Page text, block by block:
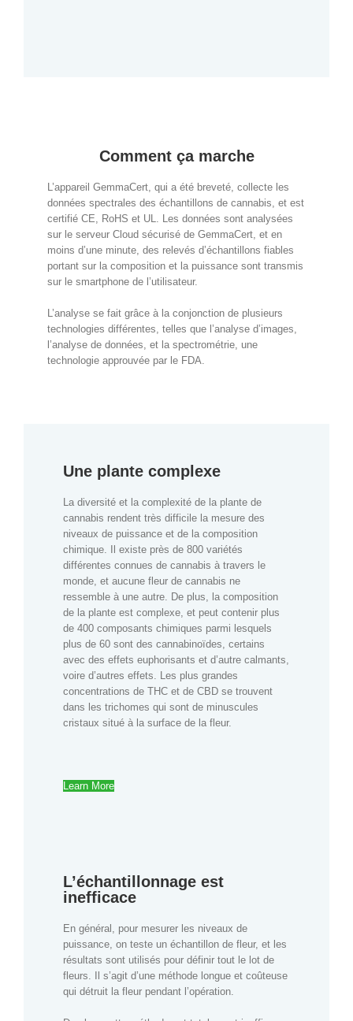
Comment ça marche
L’appareil GemmaCert, qui a été breveté, collecte les
données spectrales des échantillons de cannabis, et est
certifié CE, RoHS et UL. Les données sont analysées
sur le serveur Cloud sécurisé de GemmaCert, et en
moins d’une minute, des relevés d’échantillons fiables
portant sur la composition et la puissance sont transmis
sur le smartphone de l’utilisateur.
L’analyse se fait grâce à la conjonction de plusieurs
technologies différentes, telles que l’analyse d’images,
l’analyse de données, et la spectrométrie, une
technologie approuvée par le FDA.
Une plante complexe
La diversité et la complexité de la plante de
cannabis rendent très difficile la mesure des
niveaux de puissance et de la composition
chimique. Il existe près de 800 variétés
différentes connues de cannabis à travers le
monde, et aucune fleur de cannabis ne
ressemble à une autre. De plus, la composition
de la plante est complexe, et peut contenir plus
de 400 composants chimiques parmi lesquels
plus de 60 sont des cannabinoïdes, certains
avec des effets euphorisants et d’autre calmants,
voire d’autres effets. Les plus grandes
concentrations de THC et de CBD se trouvent
dans les trichomes qui sont de minuscules
cristaux situé à la surface de la fleur.
Learn More
L’échantillonnage est
inefficace
En général, pour mesurer les niveaux de
puissance, on teste un échantillon de fleur, et les
résultats sont utilisés pour définir tout le lot de
fleurs. Il s’agit d’une méthode longue et coûteuse
qui détruit la fleur pendant l’opération.